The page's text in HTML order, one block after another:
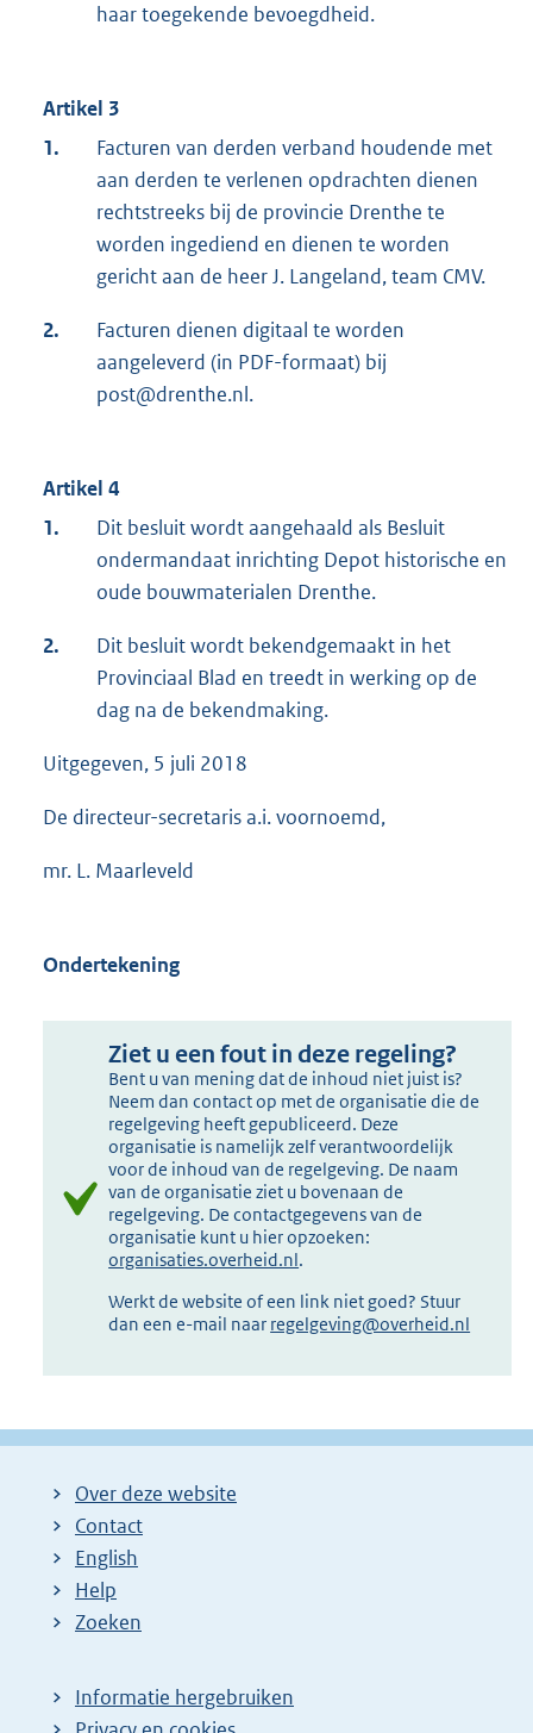
haar toegekende bevoegdheid.
Artikel 3
1.
Facturen van derden verband houdende met
aan derden te verlenen opdrachten dienen
rechtstreeks bij de provincie Drenthe te
worden ingediend en dienen te worden
gericht aan de heer J. Langeland, team CMV.
2.
Facturen dienen digitaal te worden
aangeleverd (in PDF-formaat) bij
post@drenthe.nl.
Artikel 4
1.
Dit besluit wordt aangehaald als Besluit
ondermandaat inrichting Depot historische en
oude bouwmaterialen Drenthe.
2.
Dit besluit wordt bekendgemaakt in het
Provinciaal Blad en treedt in werking op de
dag na de bekendmaking.
Uitgegeven, 5 juli 2018
De directeur-secretaris a.i. voornoemd,
mr. L. Maarleveld
Ondertekening
Ziet u een fout in deze regeling?
Bent u van mening dat de inhoud niet juist is?
Neem dan contact op met de organisatie die de
regelgeving heeft gepubliceerd. Deze
organisatie is namelijk zelf verantwoordelijk
voor de inhoud van de regelgeving. De naam
van de organisatie ziet u bovenaan de
regelgeving. De contactgegevens van de
organisatie kunt u hier opzoeken:
organisaties.overheid.nl.
Werkt de website of een link niet goed? Stuur
dan een e-mail naar regelgeving@overheid.nl
Over deze website
Contact
English
Help
Zoeken
Informatie hergebruiken